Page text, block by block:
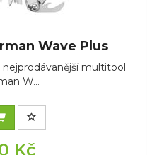
Wave Plus
nejprodávanější multitool
W...
Kč